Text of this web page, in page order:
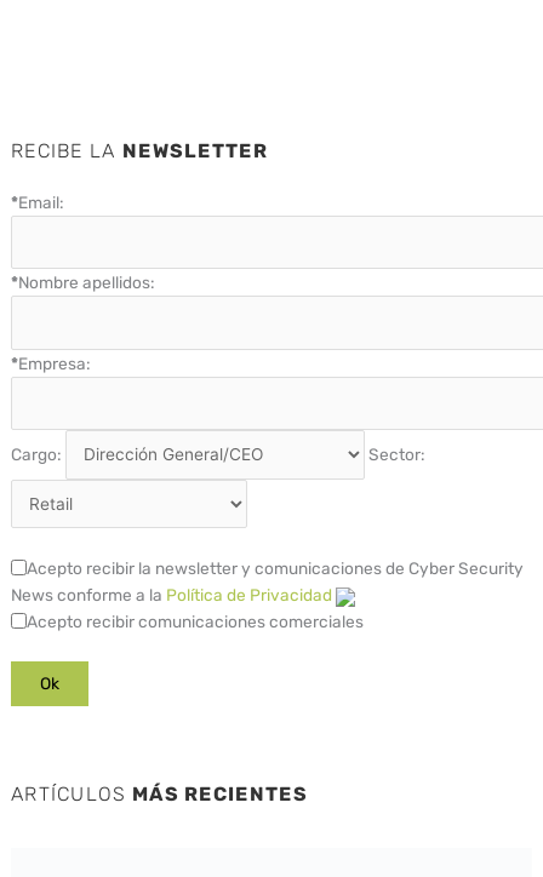
RECIBE LA NEWSLETTER
*Email:
*Nombre apellidos:
*Empresa:
Cargo: Sector:
Acepto recibir la newsletter y comunicaciones de Cyber Security
News conforme a la Política de Privacidad
Acepto recibir comunicaciones comerciales
ARTÍCULOS MÁS RECIENTES